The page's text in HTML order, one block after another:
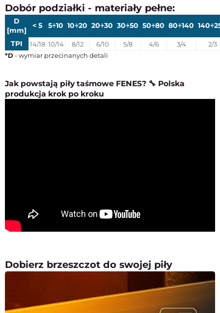
Dobór podziałki - materiały pełne:
D
[mm]
< 5 5÷10 10÷20 20÷30 30÷50 50÷80 80÷140
TPI 14/18 10/14 8/12 6/10 5/8 4/6 3/4
2/3
*D- wymiar przecinanych detali
Jak powstają piły taśmowe FENES? 🔧 Polska
produkcja krok po kroku
Dobierz brzeszczot do swojej piły